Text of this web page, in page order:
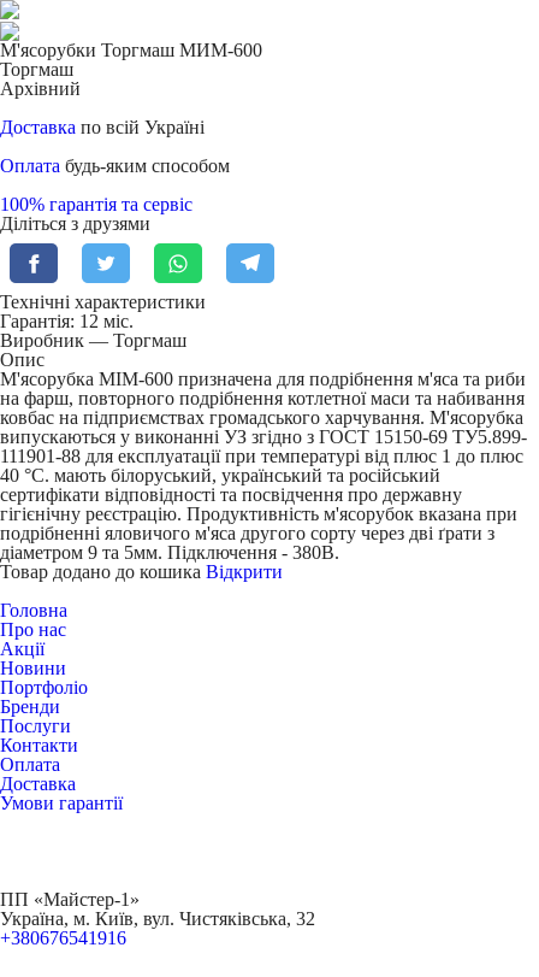
М'ясорубки Торгмаш МИМ-600
Торгмаш
Архівний
Доставка по всій Україні
Оплата будь-яким способом
100% гарантія та сервіс
Діліться з друзями
Технічні характеристики
Гарантія: 12 міс.
Виробник — Торгмаш
Опис
М'ясорубка МІМ-600 призначена для подрібнення м'яса та риби
на фарш, повторного подрібнення котлетної маси та набивання
ковбас на підприємствах громадського харчування. М'ясорубка
випускаються у виконанні УЗ згідно з ГОСТ 15150-69 ТУ5.899-
111901-88 для експлуатації при температурі від плюс 1 до плюс
40 °С. мають білоруський, український та російський
сертифікати відповідності та посвідчення про державну
гігієнічну реєстрацію. Продуктивність м'ясорубок вказана при
подрібненні яловичого м'яса другого сорту через дві ґрати з
діаметром 9 та 5мм. Підключення - 380В.
Товар додано до кошика Відкрити
Головна
Про нас
Акції
Новини
Портфоліо
Бренди
Послуги
Контакти
Оплата
Доставка
Умови гарантії
ПП «Майстер-1»
Українa, м. Київ, вул. Чистяківська, 32
+380676541916